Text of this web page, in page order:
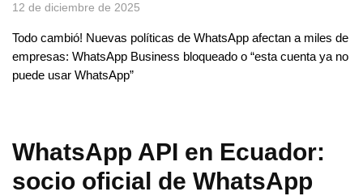
12 de diciembre de 2025
Todo cambió! Nuevas políticas de WhatsApp afectan a miles de
empresas: WhatsApp Business bloqueado o “esta cuenta ya no
puede usar WhatsApp”
WhatsApp API en Ecuador:
socio oficial de WhatsApp